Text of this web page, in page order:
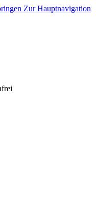
Zur Hauptnavigation